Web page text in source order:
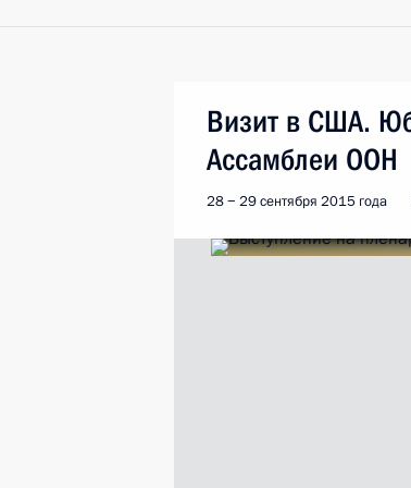
Визит в США.
Ассамблеи ООН
28 − 29 сентября 2015 года